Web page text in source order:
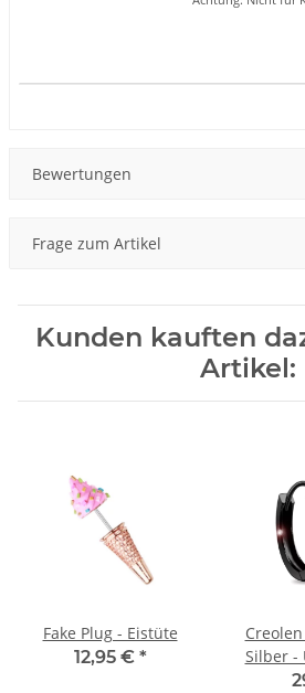
Bewertungen
Frage zum Artikel
Kunden kauften
Artikel:
Fake Plug - Eistüte
12,95 € *
Silber -